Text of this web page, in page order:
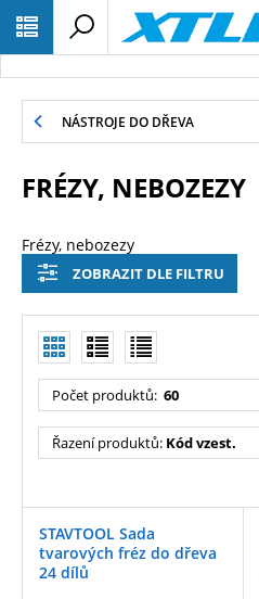
NÁSTROJE DO DŘEVA
FRÉZY, NEBOZEZY
Frézy, nebozezy
ZOBRAZIT DLE FILTRU
Počet produktů: 60
Řazení produktů: Kód vzest.
STAVTOOL Sada
tvarových fréz do dřeva
24 dílů